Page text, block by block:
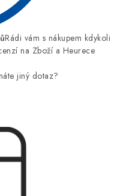
Rádi vám s nákupem kdykoli
na Zboží a Heurece
jiný dotaz?